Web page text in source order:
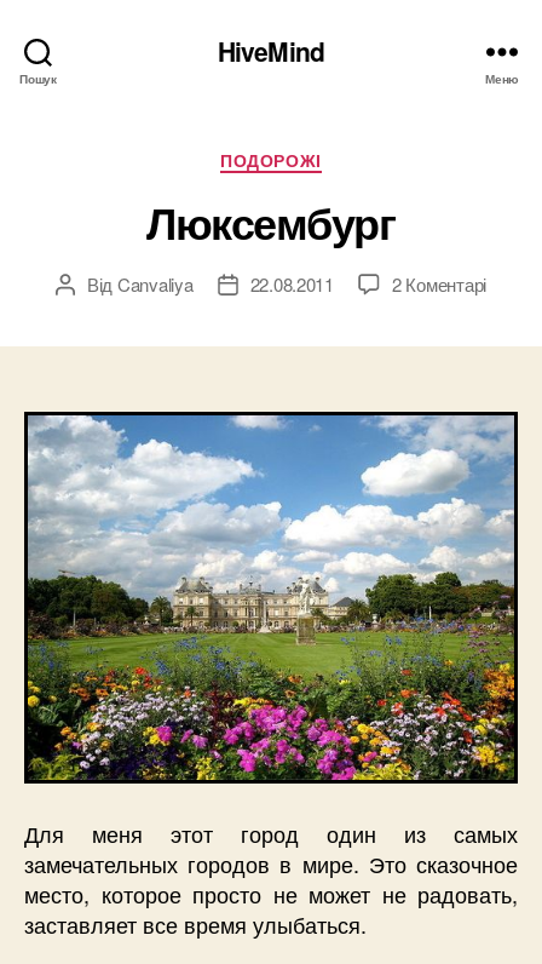
Пошук
HiveMind
Меню
Категорії
ПОДОРОЖІ
Люксембург
Автор
Від Canvaliya
Дата22.08.2011 2 Коментарідо
Для меня этот город один из самых
замечательных городов в мире. Это сказочное
место, которое просто не может не радовать,
заставляет все время улыбаться.